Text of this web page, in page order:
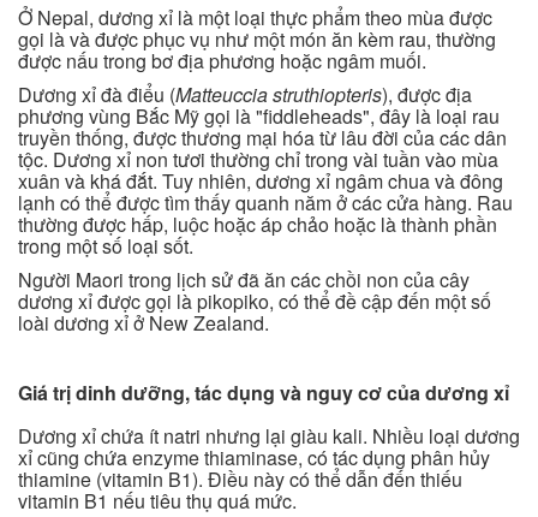
Ở Nepal, dương xỉ là một loại thực phẩm theo mùa được
gọi là và được phục vụ như một món ăn kèm rau, thường
được nấu trong bơ địa phương hoặc ngâm muối.
Dương xỉ đà điểu (Matteuccia struthiopteris), được địa
phương vùng Bắc Mỹ gọi là "fiddleheads", đây là loại rau
truyền thống, được thương mại hóa từ lâu đời của các dân
tộc. Dương xỉ non tươi thường chỉ trong vài tuần vào mùa
xuân và khá đắt. Tuy nhiên, dương xỉ ngâm chua và đông
lạnh có thể được tìm thấy quanh năm ở các cửa hàng. Rau
thường được hấp, luộc hoặc áp chảo hoặc là thành phần
trong một số loại sốt.
Người Maori trong lịch sử đã ăn các chồi non của cây
dương xỉ được gọi là pikopiko, có thể đề cập đến một số
loài dương xỉ ở New Zealand.
Giá trị dinh dưỡng, tác dụng và nguy cơ của dương xỉ
Dương xỉ chứa ít natri nhưng lại giàu kali. Nhiều loại dương
xỉ cũng chứa enzyme thiaminase, có tác dụng phân hủy
thiamine (vitamin B1). Điều này có thể dẫn đến thiếu
vitamin B1 nếu tiêu thụ quá mức.